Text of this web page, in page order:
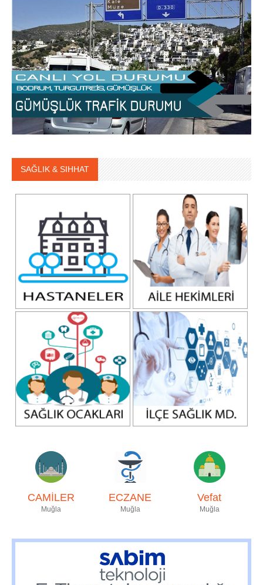
SAĞLIK & SIHHAT
CAMİLER
Muğla
ECZANE
Muğla
Vefat
Muğla